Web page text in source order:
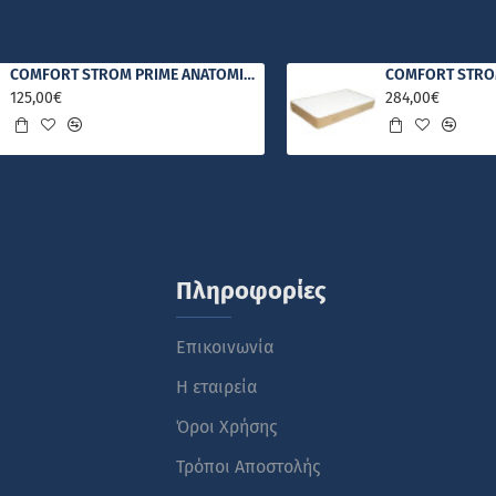
COMFORT STROM PRIME ΑΝΑΤΟΜΙΚΟ ΣΤΡΩΜΑ
125,00€
284,00€
Πληροφορίες
Επικοινωνία
Η εταιρεία
Όροι Χρήσης
Τρόποι Αποστολής